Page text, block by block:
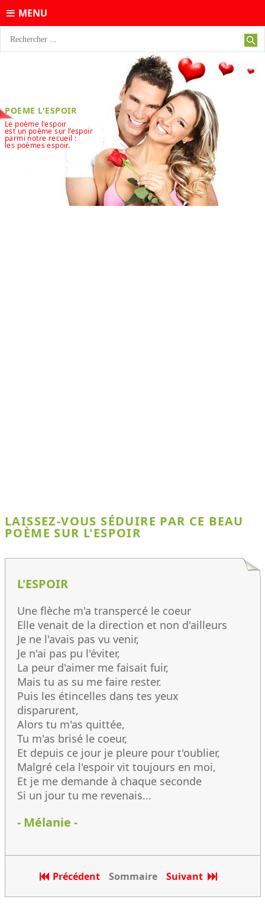
MENU
POEME L'ESPOIR
Le poème l'espoir
est un poème sur l’espoir
parmi notre recueil :
les poèmes espoir.
LAISSEZ-VOUS SÉDUIRE PAR CE BEAU
POÈME SUR L'ESPOIR
L'ESPOIR
Une flèche m'a transpercé le coeur
Elle venait de la direction et non d'ailleurs
Je ne l'avais pas vu venir,
Je n'ai pas pu l'éviter,
La peur d'aimer me faisait fuir,
Mais tu as su me faire rester.
Puis les étincelles dans tes yeux
disparurent,
Alors tu m'as quittée,
Tu m'as brisé le coeur,
Et depuis ce jour je pleure pour t'oublier,
Malgré cela l'espoir vit toujours en moi,
Et je me demande à chaque seconde
Si un jour tu me revenais...
- Mélanie -
Précédent Sommaire Suivant